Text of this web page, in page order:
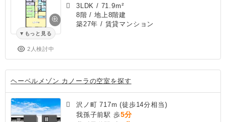
もっと見る
2人検討中
3LDK / 71.9m²
8階 / 地上8階建
築27年 / 賃貸マンション
ヘーベルメゾン カノーラの空室を探す
沢ノ町 717m (徒歩14分相当)
我孫子前駅 歩5分